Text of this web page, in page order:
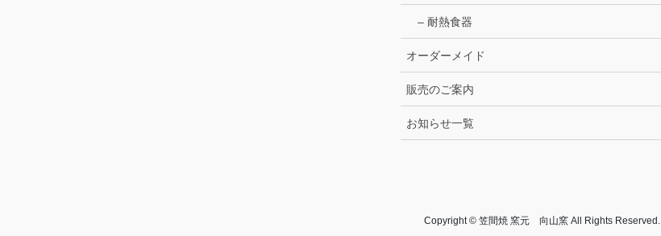
– 耐熱食器
オーダーメイド
販売のご案内
お知らせ一覧
Copyright © 笠間焼 窯元 向山窯 All Rights Reserved.